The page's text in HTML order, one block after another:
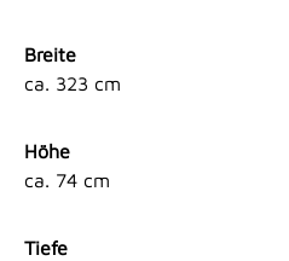
Breite
ca. 323 cm
Höhe
ca. 74 cm
Tiefe